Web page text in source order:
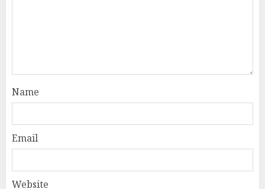
Name
Email
Website